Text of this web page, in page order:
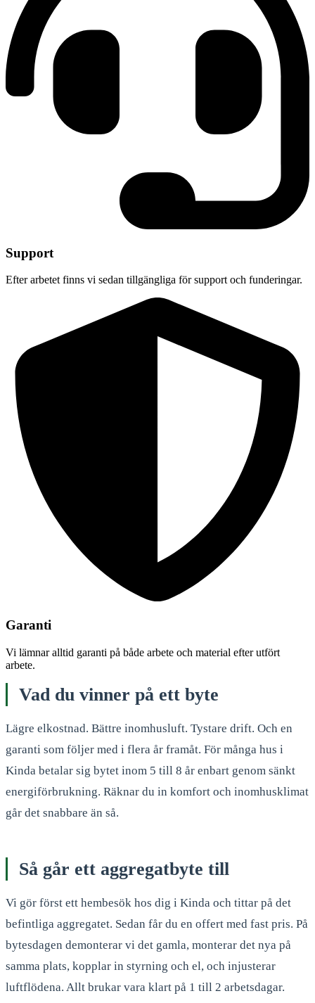
Support
Efter arbetet finns vi sedan tillgängliga för support och funderingar.
Garanti
Vi lämnar alltid garanti på både arbete och material efter utfört
arbete.
Vad du vinner på ett byte
Lägre elkostnad. Bättre inomhusluft. Tystare drift. Och en
garanti som följer med i flera år framåt. För många hus i
Kinda betalar sig bytet inom 5 till 8 år enbart genom sänkt
energiförbrukning. Räknar du in komfort och inomhusklimat
går det snabbare än så.
Så går ett aggregatbyte till
Vi gör först ett hembesök hos dig i Kinda och tittar på det
befintliga aggregatet. Sedan får du en offert med fast pris. På
bytesdagen demonterar vi det gamla, monterar det nya på
samma plats, kopplar in styrning och el, och injusterar
luftflödena. Allt brukar vara klart på 1 till 2 arbetsdagar.